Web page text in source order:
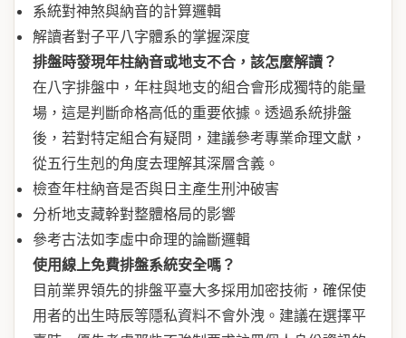
系統對神煞與納音的計算邏輯
解讀者對子平八字體系的掌握深度
排盤時發現年柱納音或地支不合，該怎麼解讀？
在八字排盤中，年柱與地支的組合會形成獨特的能量
場，這是判斷命格高低的重要依據。透過系統排盤
後，若對特定組合有疑問，建議參考專業命理文獻，
從五行生剋的角度去理解其深層含義。
檢查年柱納音是否與日主產生刑沖破害
分析地支藏幹對整體格局的影響
參考古法如李虛中命理的論斷邏輯
使用線上免費排盤系統安全嗎？
目前業界領先的排盤平臺大多採用加密技術，確保使
用者的出生時辰等隱私資料不會外洩。建議在選擇平